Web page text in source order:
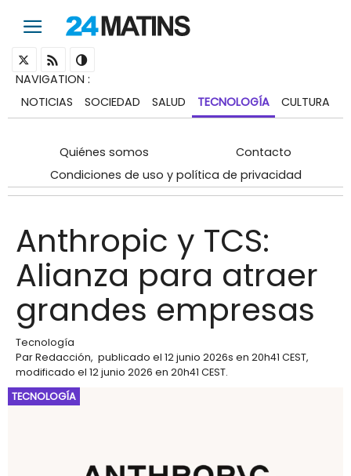
NAVIGATION :
NOTICIAS
SOCIEDAD SALUD TECNOLOGÍA CULTURA
Quiénes somos
Contacto
Condiciones de uso y política de privacidad
Anthropic y TCS:
Alianza para atraer
grandes empresas
Tecnología
ParRedacción, publicado el 12 junio 2026s en 20h41 CEST,
modificado el 12 junio 2026 en 20h41 CEST.
TECNOLOGÍA